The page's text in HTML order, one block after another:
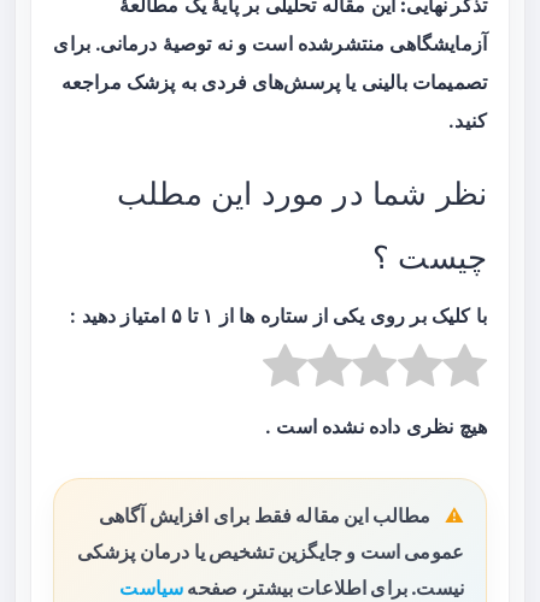
تذکر نهایی: این مقاله تحلیلی بر پایهٔ یک مطالعهٔ
آزمایشگاهی منتشرشده است و نه توصیهٔ درمانی. برای
تصمیمات بالینی یا پرسش‌های فردی به پزشک مراجعه
کنید.
نظر شما در مورد این مطلب
چیست ؟
با کلیک بر روی یکی از ستاره ها از ۱ تا ۵ امتیاز دهید :
هیچ نظری داده نشده است .
مطالب این مقاله فقط برای افزایش آگاهی
عمومی است و جایگزین تشخیص یا درمان پزشکی
نیست. برای اطلاعات بیشتر، صفحه سیاست